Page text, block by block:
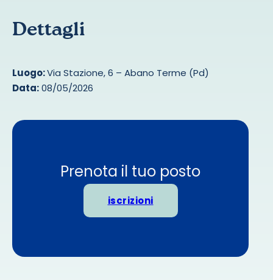
Dettagli
Luogo:Via Stazione, 6 – Abano Terme (Pd)
Data:08/05/2026
Prenota il tuo posto
iscrizioni